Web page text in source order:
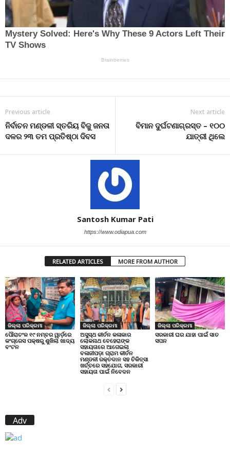
Previous article
ନିର୍ବାଚନ ମଣ୍ଡଳୀ ସ୍ତରିୟ ବିଜୁ ଜନତା
ଦଳର ୨୩ ତମ ପ୍ରତିଷ୍ଠା ଦିବସ
Next article
ବିମାନ ଦୁର୍ଘଟଣାଗ୍ରସ୍ତ – ୧୦୦
ଯାତ୍ରୀ ଥିଲେ
Santosh Kumar Pati
https://www.odiapua.com
RELATED ARTICLES MORE FROM AUTHOR
ଜିଲ୍ଲା ପରିକ୍ରମା
ପୌରାଚଂଳ ୧୯ ନମ୍ବର ୱାର୍ଡ଼ରେ
କଂଗ୍ରେସ ପକ୍ଷରୁ ଶୁଖିଲା ଖାଦ୍ୟ
ବଂଟନ
ଜିଲ୍ଲା ପରିକ୍ରମା
ଅସୁସ୍ଥ କୀର୍ତନ କଳାକାର
ଲୋକନାଥ ବେହେରାଙ୍କ
ସହାୟତାରେ ଆଗେଇଲା
ବଳାଜୀପଡ଼ା ଗ୍ରାମ କୀର୍ତନ
ମଣ୍ଡଳୀ ରକ୍ତଦାନ ସହ ଚିକିତ୍ସା
ଖର୍ଚ୍ଚରେ ସହଯୋଗ, ସରକାରୀ
ସହାୟତା ପାଇଁ ନିବେଦନ
ଜିଲ୍ଲା ପରିକ୍ରମା
ସରକାରୀ ଘର ଯାହା ପାଇଁ ସାତ
ସପନ
Adv